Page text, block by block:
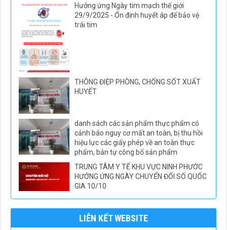
Hưởng ứng Ngày tim mạch thế giới
29/9/2025 - Ổn định huyết áp để bảo vệ
trái tim
THÔNG ĐIỆP PHÒNG, CHỐNG SỐT XUẤT
HUYẾT
danh sách các sản phẩm thực phẩm có
cảnh báo nguy cơ mất an toàn, bị thu hồi
hiệu lực các giấy phép về an toàn thực
phẩm, bản tự công bố sản phẩm
TRUNG TÂM Y TẾ KHU VỰC NINH PHƯỚC
HƯỞNG ỨNG NGÀY CHUYỂN ĐỔI SỐ QUỐC
GIA 10/10
LIÊN KẾT WEBSITE